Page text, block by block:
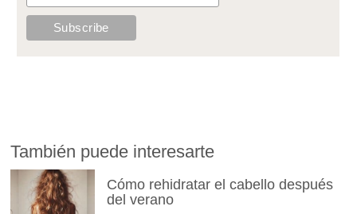
También puede interesarte
Cómo rehidratar el cabello después
del verano